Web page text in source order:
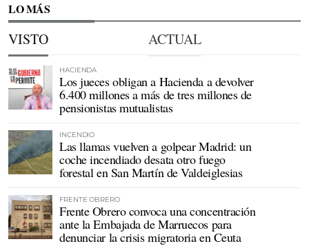
LO MÁS
VISTO ACTUAL
HACIENDA
Los jueces obligan a Hacienda a devolver
6.400 millones a más de tres millones de
pensionistas mutualistas
INCENDIO
Las llamas vuelven a golpear Madrid: un
coche incendiado desata otro fuego
forestal en San Martín de Valdeiglesias
FRENTE OBRERO
Frente Obrero convoca una concentración
ante la Embajada de Marruecos para
denunciar la crisis migratoria en Ceuta